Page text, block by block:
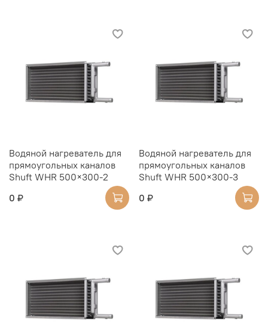
Водяной нагреватель для
прямоугольных каналов
Shuft WHR 500×300-2
0 ₽
Водяной нагреватель для
прямоугольных каналов
Shuft WHR 500×300-3
0 ₽